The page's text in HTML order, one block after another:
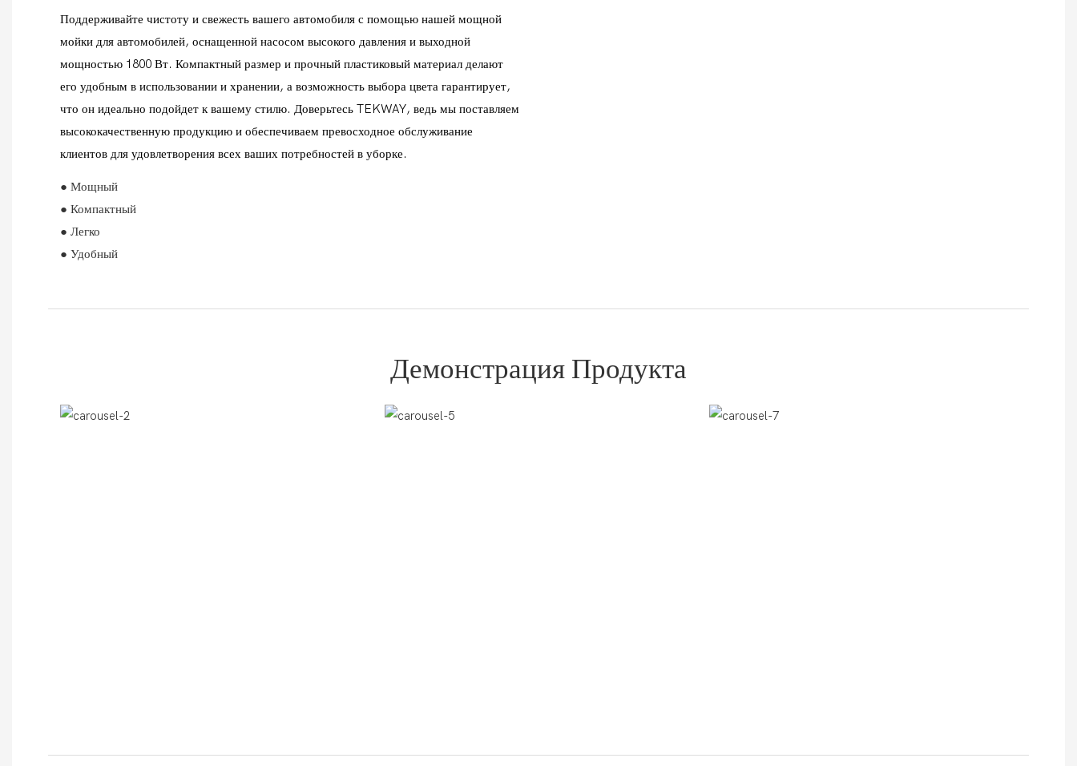
Поддерживайте чистоту и свежесть вашего автомобиля с помощью нашей мощной
мойки для автомобилей, оснащенной насосом высокого давления и выходной
мощностью 1800 Вт. Компактный размер и прочный пластиковый материал делают
его удобным в использовании и хранении, а возможность выбора цвета гарантирует,
что он идеально подойдет к вашему стилю. Доверьтесь TEKWAY, ведь мы поставляем
высококачественную продукцию и обеспечиваем превосходное обслуживание
клиентов для удовлетворения всех ваших потребностей в уборке.
● Мощный
● Компактный
● Легко
● Удобный
Демонстрация Продукта